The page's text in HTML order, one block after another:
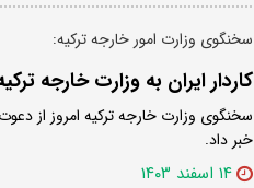
سخنگوی وزارت امور خارجه ترکیه:
کاردار ایران به وزارت خارجه
سخنگوی وزارت خارجه ترکیه امروز از
خبر داد.
۱۴ اسفند ۱۴۰۳